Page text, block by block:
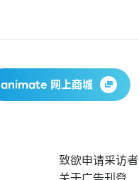
animate 网上商城
致欲申请采访者